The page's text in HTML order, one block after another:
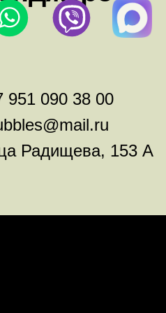
951 090 38 00
Радищева, 153 А